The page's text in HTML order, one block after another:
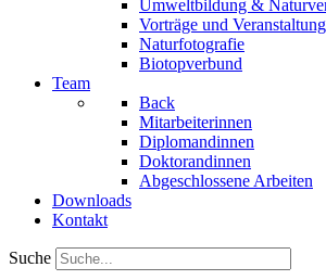
Umweltbildung &
Vorträge und
Naturfotografie
Biotopverbund
Team
Back
Mitarbeiterinnen
Diplomandinnen
Doktorandinnen
Abgeschlossene Arbeiten
Downloads
Kontakt
Suche